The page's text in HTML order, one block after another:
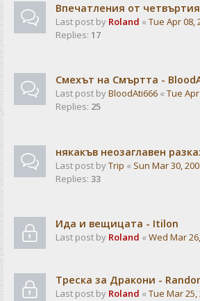
Впечатления от
Last post by Roland « Tue Apr 08,
Replies: 17
Смехът на Смъртта -
Last post byBloodAti666 « Tue
Replies: 25
някакъв неозаглавен
Last post byTrip « Sun Mar 30,
Replies: 33
Ида и вещицата - Itilon
Last post by Roland « Wed Mar
Треска за Дракони -
Last post by Roland « Tue Mar 25,